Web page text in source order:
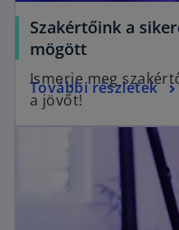
Szakértőink a
mögött
Ismerje meg
a jövőt!
További részletek